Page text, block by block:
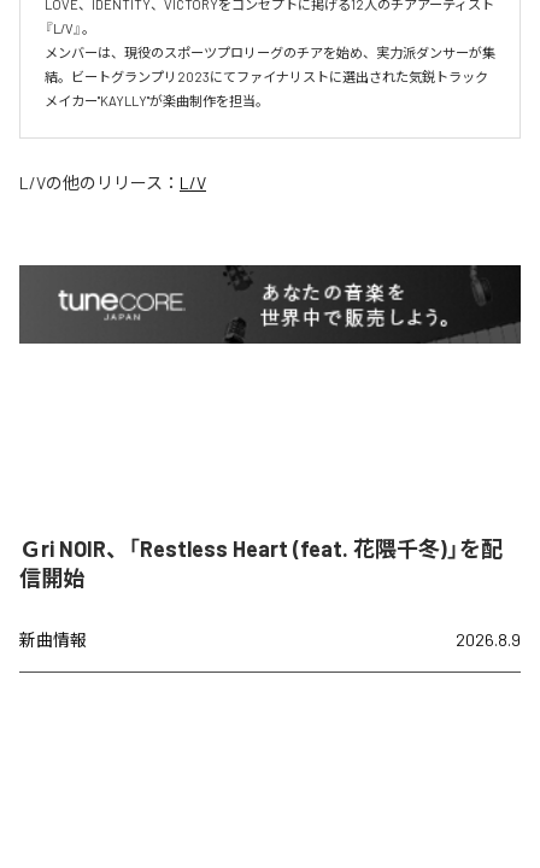
LOVE、IDENTITY、VICTORYをコンセプトに掲げる12人のチアアーティスト
『L/V』。
メンバーは、現役のスポーツプロリーグのチアを始め、実力派ダンサーが集
結。ビートグランプリ2023にてファイナリストに選出された気鋭トラック
メイカー"KAYLLY"が楽曲制作を担当。
L/Vの他のリリース： L/V
Ｇri NOIR、「Restless Heart (feat. 花隈千冬)」を配
信開始
新曲情報 2026.8.9